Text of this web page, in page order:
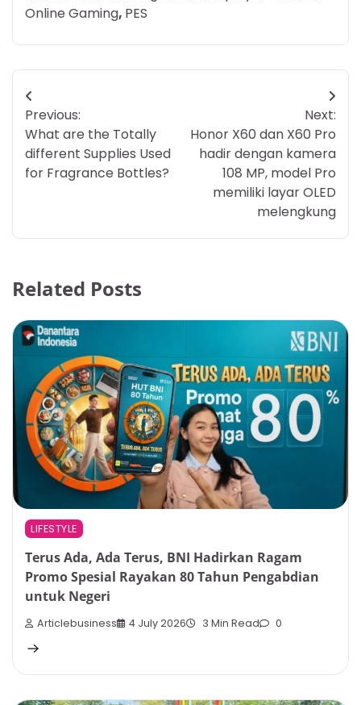
Online Gaming, PES
Post
navigation
Previous:
What are the Totally
different Supplies Used
for Fragrance Bottles?
Next:
Honor X60 dan X60 Pro
hadir dengan kamera
108 MP, model Pro
memiliki layar OLED
melengkung
Related Posts
LIFESTYLE
Terus Ada, Ada Terus, BNI Hadirkan Ragam
Promo Spesial Rayakan 80 Tahun Pengabdian
untuk Negeri
Articlebusiness 4 July 2026 3 Min Read 0